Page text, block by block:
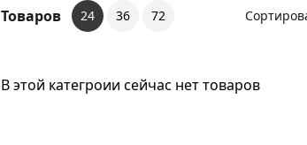
Товаров 24 36 72
В этой категроии сейчас нет товаров